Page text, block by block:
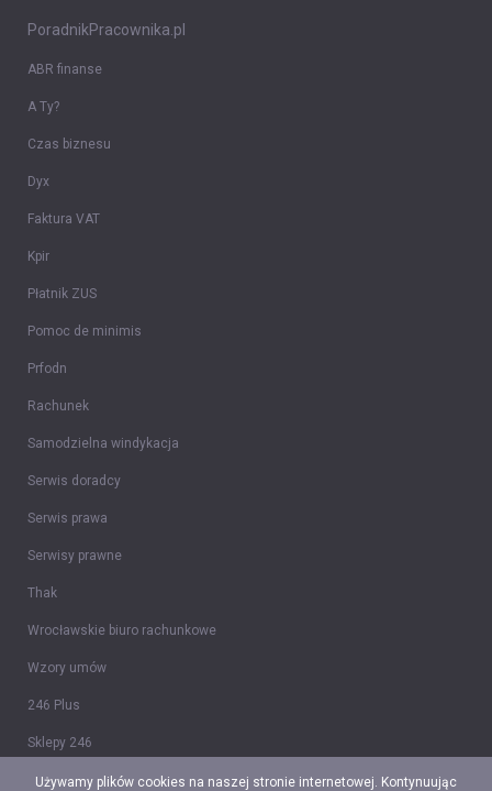
PoradnikPracownika.pl
ABR finanse
A Ty?
Czas biznesu
Dyx
Faktura VAT
Kpir
Płatnik ZUS
Pomoc de minimis
Prfodn
Rachunek
Samodzielna windykacja
Serwis doradcy
Serwis prawa
Serwisy prawne
Thak
Wrocławskie biuro rachunkowe
Wzory umów
246 Plus
Sklepy 246
Tidy CRM
Używamy plików cookies na naszej stronie internetowej. Kontynuując